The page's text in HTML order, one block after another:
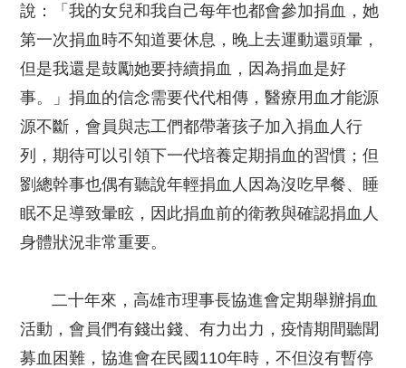
說：「我的女兒和我自己每年也都會參加捐血，她
第一次捐血時不知道要休息，晚上去運動還頭暈，
但是我還是鼓勵她要持續捐血，因為捐血是好
事。」捐血的信念需要代代相傳，醫療用血才能源
源不斷，會員與志工們都帶著孩子加入捐血人行
列，期待可以引領下一代培養定期捐血的習慣；但
劉總幹事也偶有聽說年輕捐血人因為沒吃早餐、睡
眠不足導致暈眩，因此捐血前的衛教與確認捐血人
身體狀況非常重要。
二十年來，高雄市理事長協進會定期舉辦捐血
活動，會員們有錢出錢、有力出力，疫情期間聽聞
募血困難，協進會在民國110年時，不但沒有暫停